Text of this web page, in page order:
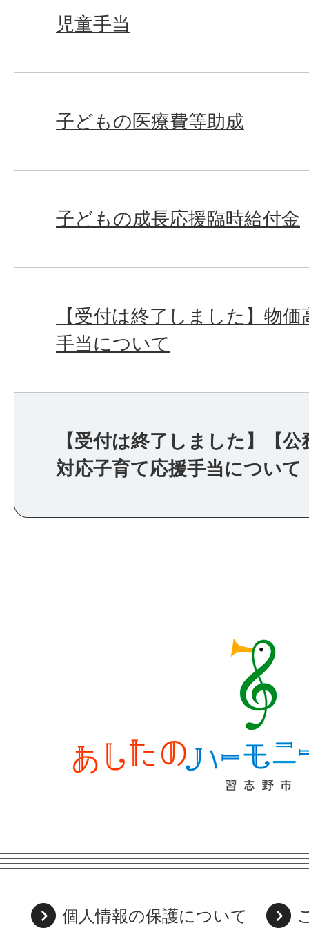
児童手当
子どもの医療費等助成
子どもの成長応援臨時給付金
【受付は終了しました】物
手当について
【受付は終了しました】【
対応子育て応援手当について
個人情報の保護について